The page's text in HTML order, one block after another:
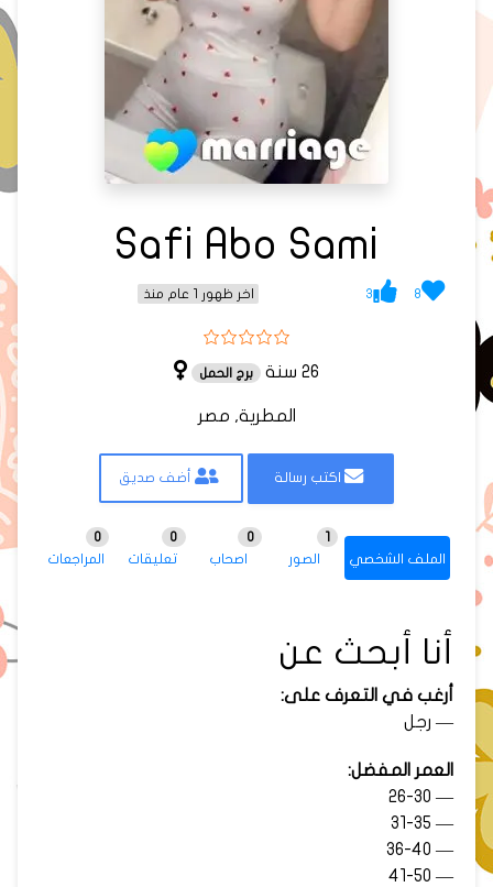
Safi Abo Sami
8
3 اخر ظهور 1 عام منذ
26 سنة برج الحمل
المطرية, مصر
اكتب رسالة أضف صديق
الملف الشخصي الصور اصحاب
0
تعليقات
0
المراجعات
0
أنا أبحث عن
أرغب في التعرف على:
— رجل
العمر المفضل:
— 26-30
— 31-35
— 36-40
— 41-50